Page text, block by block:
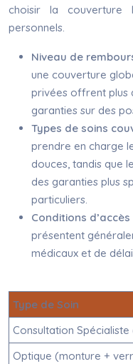
choisir la
personnels.
Niveau de
une couverture
privées offrent plus
garanties sur des
Types de soins
prendre en charge
douces, tandis que
des garanties plus
particuliers.
Conditions
présentent
médicaux et de
Type de Soin
Consultation
Optique (monture +